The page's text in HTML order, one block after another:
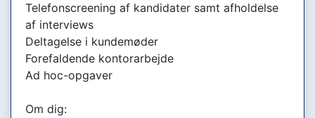
Telefonscreening af kandidater samt afholdelse
af interviews
Deltagelse i kundemøder
Forefaldende kontorarbejde
Ad hoc-opgaver
Om dig: